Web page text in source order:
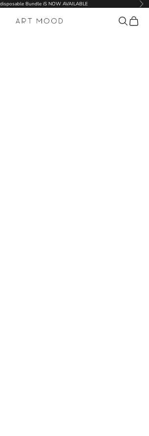
Bundle iS NOW AVAILABLE
ART MOOD Search
Cart